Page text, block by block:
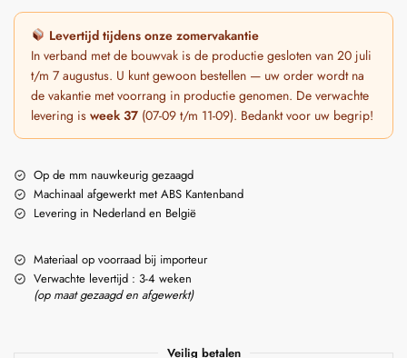
Levertijd tijdens onze zomervakantie
In verband met de bouwvak is de productie gesloten van 20 juli
t/m 7 augustus. U kunt gewoon bestellen — uw order wordt na
de vakantie met voorrang in productie genomen. De verwachte
levering is week 37 (07-09 t/m 11-09). Bedankt voor uw begrip!
Op de mm nauwkeurig gezaagd
Machinaal afgewerkt met ABS Kantenband
Levering in Nederland en België
Materiaal op voorraad bij importeur
Verwachte levertijd : 3-4 weken
(op maat gezaagd en afgewerkt)
Veilig betalen